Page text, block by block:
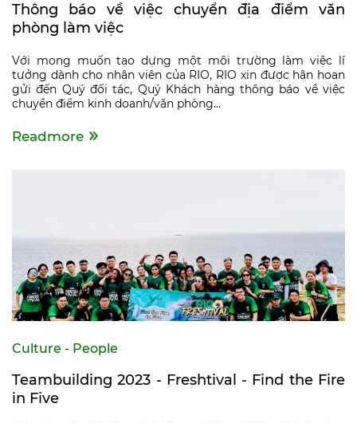
Thông báo về việc chuyển địa điểm văn
phòng làm việc
Với mong muốn tạo dựng một môi trường làm việc lí
tưởng dành cho nhân viên của RIO, RIO xin được hân hoan
gửi đến Quý đối tác, Quý Khách hàng thông báo về việc
chuyển điểm kinh doanh/văn phòng...
Readmore
Culture - People
Teambuilding 2023 - Freshtival - Find the Fire
in Five